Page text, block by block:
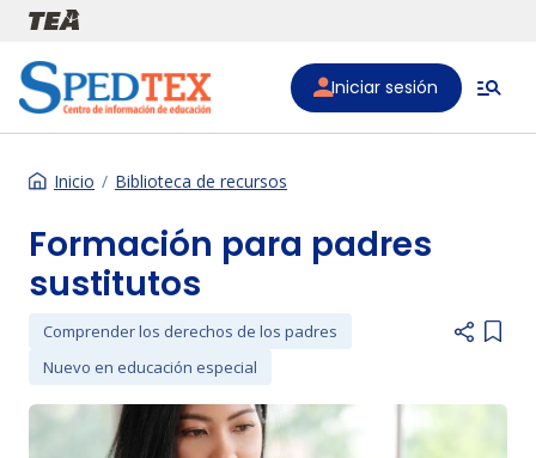
Pasar al contenido principal
Iniciar sesión
Inicio Biblioteca de recursos
Formación para padres
sustitutos
Comprender los derechos de los padres
Nuevo en educación especial
Add